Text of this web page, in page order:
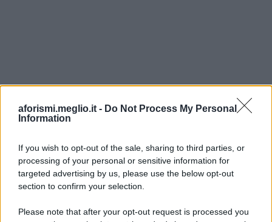
aforismi.meglio.it - Do Not Process My Personal
Information
If you wish to opt-out of the sale, sharing to third parties, or
processing of your personal or sensitive information for
targeted advertising by us, please use the below opt-out
section to confirm your selection.
Please note that after your opt-out request is processed you
Ricevi LE FRASI PIÙ BELLE via e-mail
E-mail